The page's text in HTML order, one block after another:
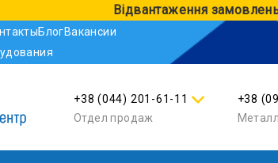
Відвантаження
БлогВакансии
+38 (044) 201-61-11
Отдел продаж
+38